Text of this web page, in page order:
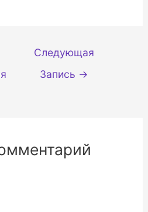
Следующая
Запись →